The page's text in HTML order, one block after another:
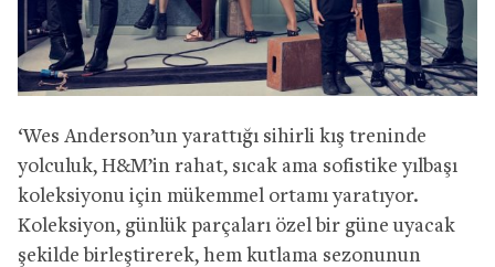
‘Wes Anderson’un yarattığı sihirli kış treninde
yolculuk, H&M’in rahat, sıcak ama sofistike yılbaşı
koleksiyonu için mükemmel ortamı yaratıyor.
Koleksiyon, günlük parçaları özel bir güne uyacak
şekilde birleştirerek, hem kutlama sezonunun